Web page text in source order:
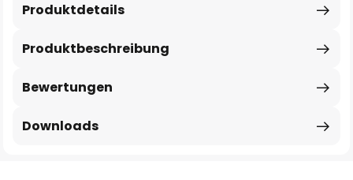
Produktbeschreibung
Produktdetails
Bewertungen
Downloads